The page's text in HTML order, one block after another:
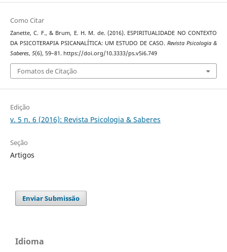
Como Citar
Zanette, C. F., & Brum, E. H. M. de. (2016). ESPIRITUALIDADE NO CONTEXTO
DA PSICOTERAPIA PSICANALÍTICA: UM ESTUDO DE CASO.Revista Psicologia &
Saberes, 5(6), 59–81. https://doi.org/10.3333/ps.v5i6.749
Fomatos de Citação
Edição
v. 5 n. 6 (2016): Revista Psicologia & Saberes
Seção
Artigos
Enviar Submissão
Idioma